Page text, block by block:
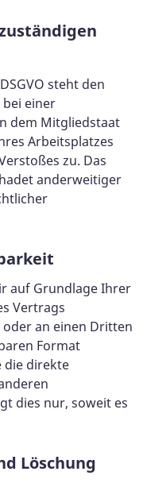
steht den
einer
dem Mitgliedstaat
Arbeitsplatzes
zu. Das
anderweitiger
auf Grundlage Ihrer
Vertrags
an einen Dritten
Format
die direkte
dies nur, soweit es
Löschung